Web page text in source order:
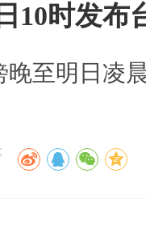
10时发布
晚至明日凌